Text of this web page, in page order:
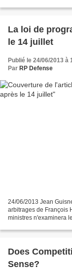
La loi de
le 14 juillet
Publié le 24/06/2013 à
Par RP Defense
24/06/2013 Jean
arbitrages de François
ministres n'examinera
Does
Sense?